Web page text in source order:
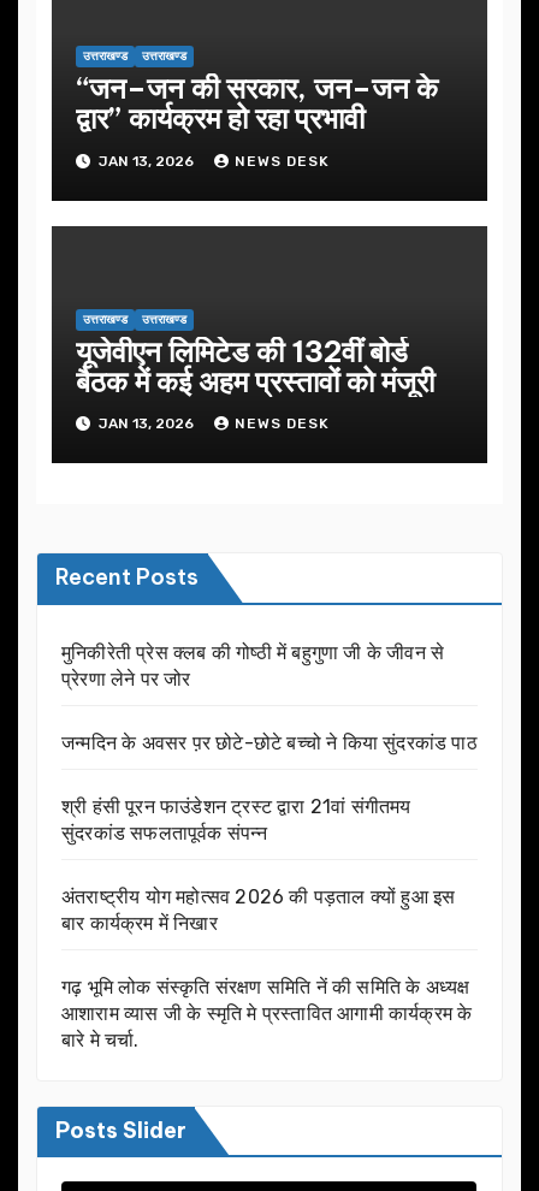
उत्तराखण्ड उत्तराखण्ड
“जन–जन की सरकार, जन–जन के
द्वार” कार्यक्रम हो रहा प्रभावी
JAN 13, 2026 NEWS DESK
उत्तराखण्ड उत्तराखण्ड
यूजेवीएन लिमिटेड की 132वीं बोर्ड
बैठक में कई अहम प्रस्तावों को मंजूरी
JAN 13, 2026 NEWS DESK
Recent Posts
मुनिकीरेती प्रेस क्लब की गोष्ठी में बहुगुणा जी के जीवन से
प्रेरणा लेने पर जोर
जन्मदिन के अवसर प़र छोटे-छोटे बच्चो ने किया सुंदरकांड पाठ
श्री हंसी पूरन फाउंडेशन ट्रस्ट द्वारा 21वां संगीतमय
सुंदरकांड सफलतापूर्वक संपन्न
अंतराष्ट्रीय योग महोत्सव 2026 की पड़ताल क्यों हुआ इस
बार कार्यक्रम में निखार
गढ़ भूमि लोक संस्कृति संरक्षण समिति नें की समिति के अध्यक्ष
आशाराम व्यास जी के स्मृति मे प्रस्तावित आगामी कार्यक्रम के
बारे मे चर्चा.
Posts Slider